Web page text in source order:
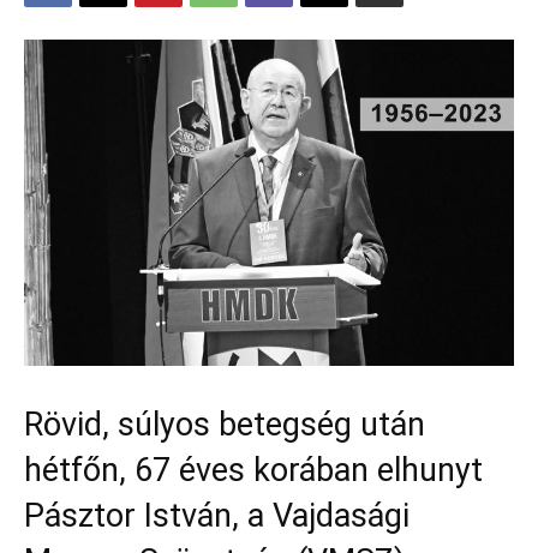
Rövid, súlyos betegség után
hétfőn, 67 éves korában elhunyt
Pásztor István, a Vajdasági